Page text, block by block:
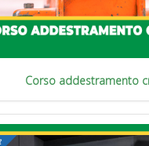
Corso addestramento